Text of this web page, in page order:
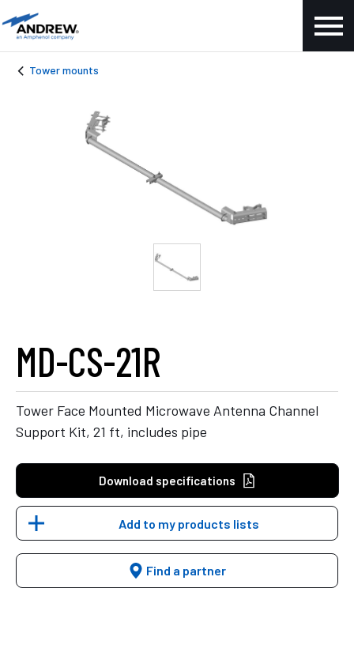
Tower mounts
MD-CS-21R
Tower Face Mounted Microwave Antenna Channel
Support Kit, 21 ft, includes pipe
Download specifications
Add to my products lists
Find a partner